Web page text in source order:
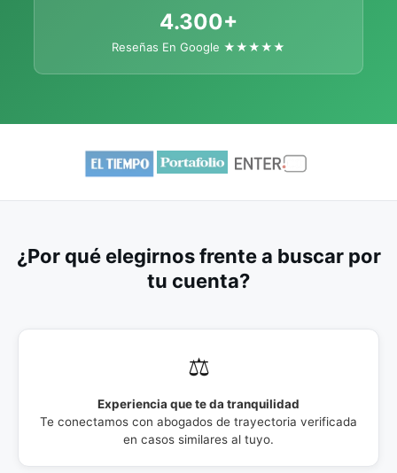
4.300+
Reseñas En Google ★★★★★
¿Por qué elegirnos frente a buscar por
tu cuenta?
⚖️
Experiencia que te da tranquilidad
Te conectamos con abogados de trayectoria verificada
en casos similares al tuyo.